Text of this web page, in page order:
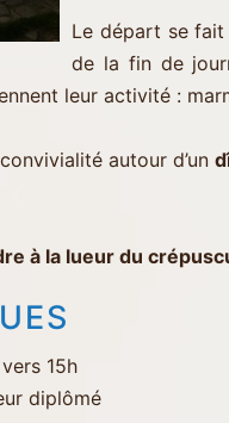
Le départ se
de la fin de
leur activité :
autour d’un
à la lueur du
15h
diplômé